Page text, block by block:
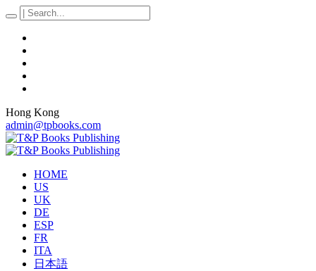
Hong Kong
admin@tpbooks.com
HOME
US
UK
DE
ESP
FR
ITA
日本語